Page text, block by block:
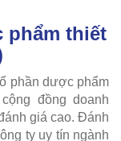
phẩm thiết
phần dược phẩm
đồng doanh
giá cao. Đánh
ty uy tín ngành